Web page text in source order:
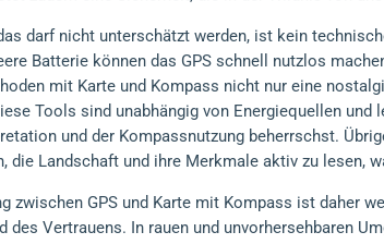
darf nicht unterschätzt werden, ist kein
Batterie können das GPS schnell nutzlos
mit Karte und Kompass nicht nur eine
Tools sind unabhängig von Energiequellen
und der Kompassnutzung beherrschst.
die Landschaft und ihre Merkmale aktiv zu lesen,
zwischen GPS und Karte mit Kompass ist daher
des Vertrauens. In rauen und unvorhersehbaren